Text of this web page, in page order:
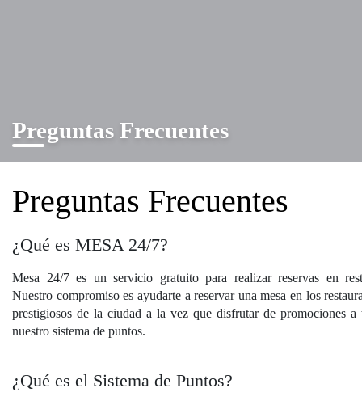
Preguntas Frecuentes
Preguntas Frecuentes
¿Qué es MESA 24/7?
Mesa 24/7 es un servicio gratuito para realizar reservas en
Nuestro compromiso es ayudarte a reservar una mesa en los
prestigiosos de la ciudad a la vez que disfrutar de promociones a
nuestro sistema de puntos.
¿Qué es el Sistema de Puntos?